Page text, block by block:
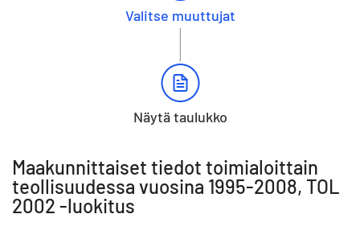
Valitse muuttujat
Näytä taulukko
Maakunnittaiset tiedot toimialoittain
teollisuudessa vuosina 1995-2008, TOL
2002 -luokitus